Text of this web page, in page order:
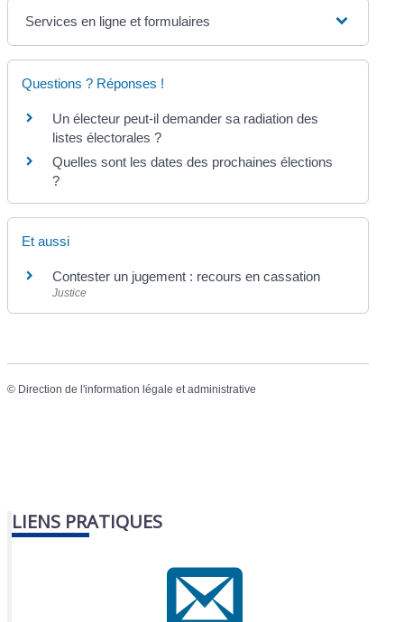
Services en ligne et formulaires
Questions ? Réponses !
Un électeur peut-il demander sa radiation des
listes électorales ?
Quelles sont les dates des prochaines élections
?
Et aussi
Contester un jugement : recours en cassation
Justice
© Direction de l'information légale et administrative
LIENS PRATIQUES